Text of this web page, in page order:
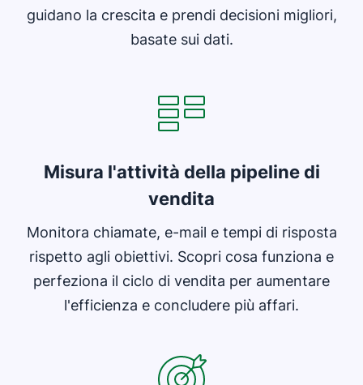
guidano la crescita e prendi decisioni migliori,
basate sui dati.
Misura l'attività della pipeline di
vendita
Monitora chiamate, e-mail e tempi di risposta
rispetto agli obiettivi. Scopri cosa funziona e
perfeziona il ciclo di vendita per aumentare
l'efficienza e concludere più affari.